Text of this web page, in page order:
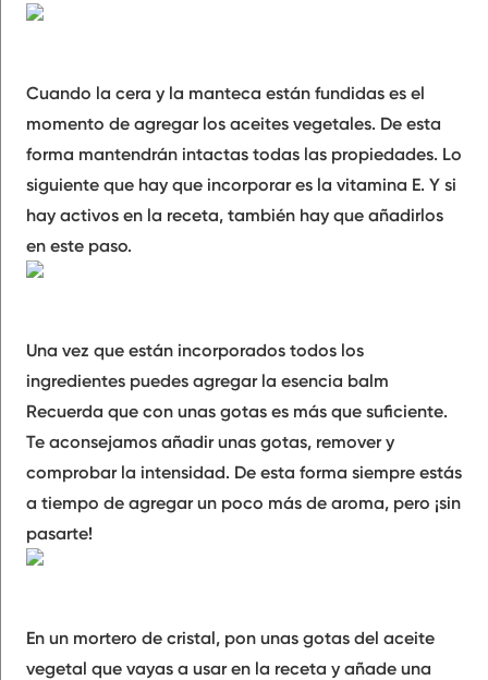
Cuando la cera y la manteca están fundidas es el
momento de agregar los aceites vegetales. De esta
forma mantendrán intactas todas las propiedades. Lo
siguiente que hay que incorporar es la vitamina E. Y si
hay activos en la receta, también hay que añadirlos
en este paso.
Una vez que están incorporados todos los
ingredientes puedes agregar la esencia balm
Recuerda que con unas gotas es más que suficiente.
Te aconsejamos añadir unas gotas, remover y
comprobar la intensidad. De esta forma siempre estás
a tiempo de agregar un poco más de aroma, pero ¡sin
pasarte!
En un mortero de cristal, pon unas gotas del aceite
vegetal que vayas a usar en la receta y añade una